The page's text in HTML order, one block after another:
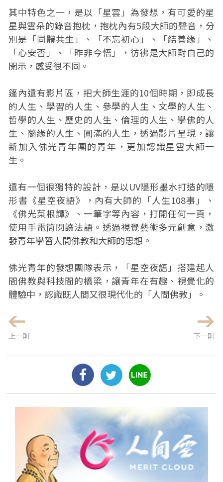
其中特色之一，是以「星雲」為發想，有可愛的星
星與雲朵的錄音抱枕，抱枕內有5段大師的聲音，分
別是「同體共生」、「不忘初心」、「結善緣」、
「心安否」、「昨非今悟」，彷彿是大師對自己的
開示，感受很不同。
篷內還有影片區，把大師生涯的10個時期，即成長
的人生、學習的人生、參學的人生、文學的人生、
哲學的人生、歷史的人生、倫理的人生、學佛的人
生、隨緣的人生、圓滿的人生，透過影片呈現，讓
新加入佛光青年團的青年，更加認識星雲大師一
生。
還有一個很獨特的設計，是以UV隱形墨水打造的隱
形書《星空夜語》，內有大師的「人生108事」、
《佛光菜根譚》、一筆字等內容，打開任何一頁，
使用手電筒閱讀法語。透過視覺藝術多元創意，激
發青年學習人間佛教和大師的思想。
佛光青年的發想團隊表示，「星空夜語」搭建起人
間佛教與科技間的橋梁，讓青年在有趣、視覺化的
體驗中，認識既人間又很現代化的「人間佛教」。
上一則 下一則